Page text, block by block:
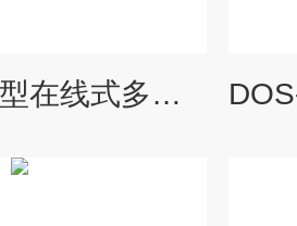
​DCSG-2099型在线式多参数水质监测仪